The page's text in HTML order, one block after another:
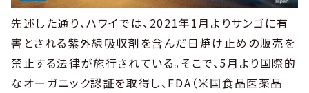
先述した通り、ハワイでは、2021年1月よりサンゴに有
害とされる紫外線吸収剤を含んだ日焼け止めの販売を
禁止する法律が施行されている。そこで、5月より国際的
なオーガニック認証を取得し、FDA（米国食品医薬品